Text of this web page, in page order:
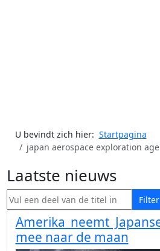
U bevindt zich hier: Startpagina
japan aerospace exploration
Laatste nieuws
Vul een deel van de titel in Filter
Amerika neemt
mee naar de maan